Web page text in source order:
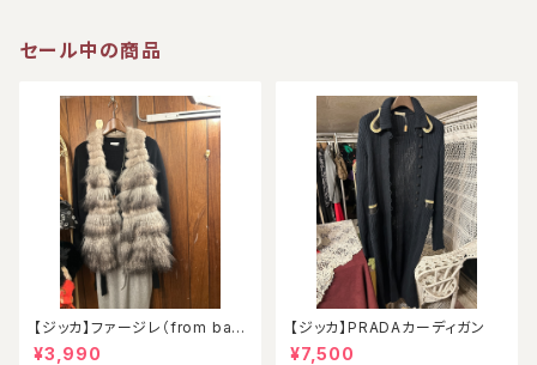
セール中の商品
【ジッカ】ファージレ（from ball
oon）
¥3,990
【ジッカ】PRADAカーディガン
¥7,500